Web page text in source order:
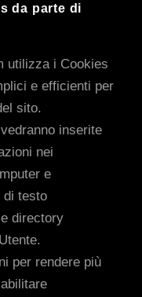
da parte di
utilizza i Cookies
e efficienti per
sito.
inserite
nei
e
di testo
directory
per rendere più